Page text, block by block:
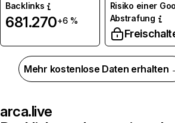
Backlinks
681.270+6 %
Risiko einer
Abstrafung
Mehr kostenlose Daten erhalten
arca.live